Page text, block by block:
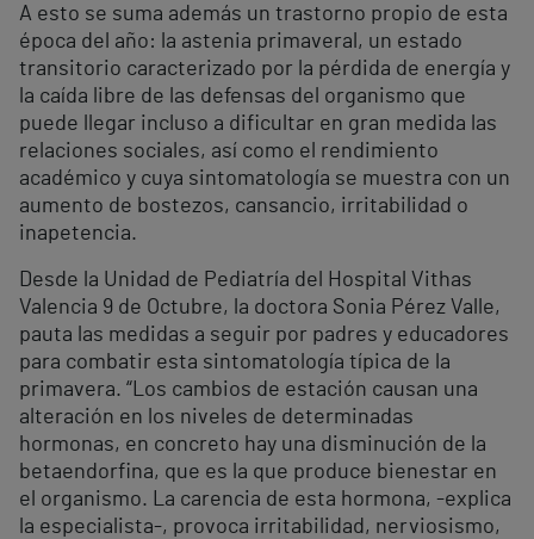
A esto se suma además un trastorno propio de esta
época del año: la astenia primaveral, un estado
transitorio caracterizado por la pérdida de energía y
la caída libre de las defensas del organismo que
puede llegar incluso a dificultar en gran medida las
relaciones sociales, así como el rendimiento
académico y cuya sintomatología se muestra con un
aumento de bostezos, cansancio, irritabilidad o
inapetencia.
Desde la Unidad de Pediatría del Hospital Vithas
Valencia 9 de Octubre, la doctora Sonia Pérez Valle,
pauta las medidas a seguir por padres y educadores
para combatir esta sintomatología típica de la
primavera. “Los cambios de estación causan una
alteración en los niveles de determinadas
hormonas, en concreto hay una disminución de la
betaendorfina, que es la que produce bienestar en
el organismo. La carencia de esta hormona, -explica
la especialista-, provoca irritabilidad, nerviosismo,